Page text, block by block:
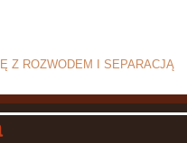
Z ROZWODEM I SEPARACJĄ